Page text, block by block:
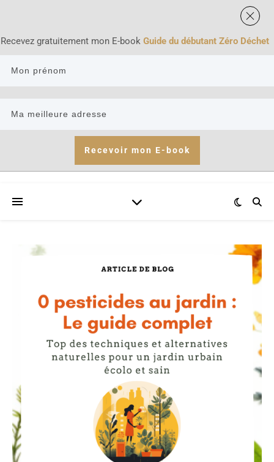
Recevez gratuitement mon E-book Guide du débutant Zéro Déchet
Recevoir mon E-book